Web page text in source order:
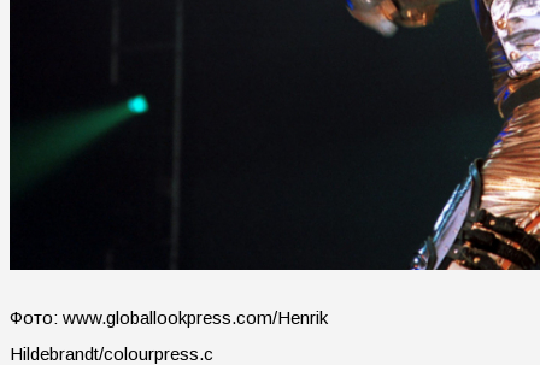
Фото: www.globallookpress.com/Henrik
Hildebrandt/colourpress.c